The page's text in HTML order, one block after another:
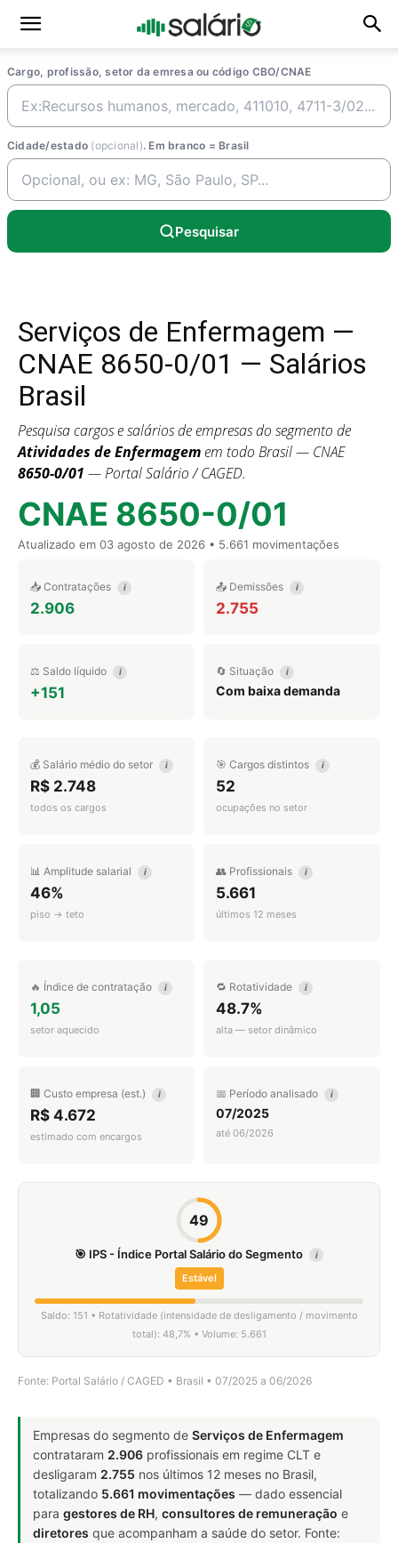
Cargo, profissão, setor da emresa ou código CBO/CNAE
Cidade/estado (opcional). Em branco = Brasil
Pesquisar
Serviços de Enfermagem —
CNAE 8650-0/01 — Salários
Brasil
Pesquisa cargos e salários de empresas do segmento de
Atividades de Enfermagemem todo Brasil — CNAE
8650-0/01 — Portal Salário / CAGED.
CNAE 8650-0/01
Atualizado em 03 agosto de 2026 • 5.661 movimentações
📥 Contratações i
2.906
📤 Demissões i
2.755
⚖️ Saldo líquido i
+151
🔄 Situação i
Com baixa demanda
💰 Salário médio do setor i
R$ 2.748
todos os cargos
🎯 Cargos distintos i
52
ocupações no setor
📊 Amplitude salarial i
46%
piso → teto
👥 Profissionais i
5.661
últimos 12 meses
🔥 Índice de contratação i
1,05
setor aquecido
🔁 Rotatividade i
48.7%
alta — setor dinâmico
🏢 Custo empresa (est.) i
R$ 4.672
estimado com encargos
📅 Período analisado i
07/2025
até 06/2026
49
🎯 IPS - Índice Portal Salário do Segmento i
Estável
Saldo: 151 • Rotatividade (intensidade de desligamento / movimento
total): 48,7% • Volume: 5.661
Fonte: Portal Salário / CAGED • Brasil • 07/2025 a 06/2026
Empresas do segmento de Serviços de Enfermagem
contrataram 2.906 profissionais em regime CLT e
desligaram 2.755 nos últimos 12 meses no Brasil,
totalizando 5.661 movimentações — dado essencial
para gestores de RH, consultores de remuneração e
diretores que acompanham a saúde do setor. Fonte: